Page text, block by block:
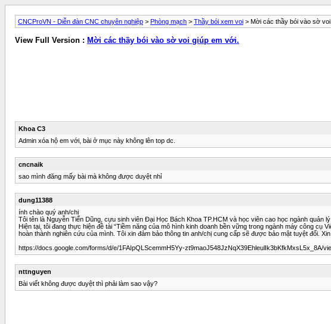
CNCProVN - Diễn đàn CNC chuyên nghiệp > Phòng mạch > Thầy bói xem voi > Mời các thầy bói vào sờ voi
View Full Version : Mời các thầy bói vào sờ voi giúp em với.
Khoa C3
Admin xóa hộ em với, bài ở mục này không lên top dc.
cncnaik
sao mình đăng mấy bài mà không được duyệt nhỉ
dung11388
ính chào quý anh/chị
Tôi tên là Nguyễn Tiến Dũng, cựu sinh viên Đại Học Bách Khoa TP.HCM và học viên cao học ngành quản
Hiện tại, tôi đang thực hiện đề tài “Tiềm năng của mô hình kinh doanh bền vững trong ngành máy công
hoàn thành nghiên cứu của mình. Tôi xin đảm bảo thông tin anh/chị cung cấp sẽ được bảo mật tuyệt đối.
https://docs.google.com/forms/d/e/1FAIpQLScemmH5Yy-zt9maoJ548JzNqX39EhleulIk3bKfkMxsL5x_8A/
nttnguyen
Bài viết không được duyệt thì phải làm sao vậy?